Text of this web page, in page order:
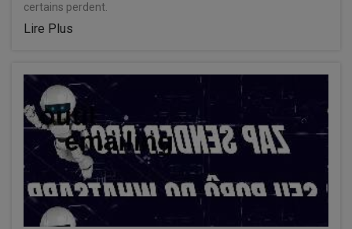
certains perdent.
Lire Plus